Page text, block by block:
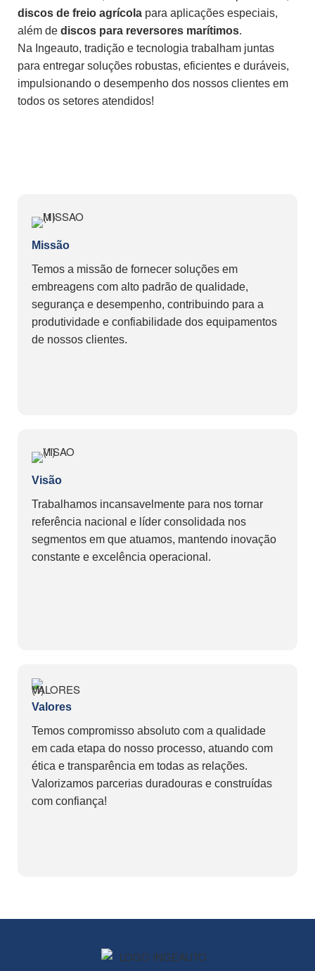
discos de freio agrícola para aplicações especiais,
além de discos para reversores marítimos.
Na Ingeauto, tradição e tecnologia trabalham juntas
para entregar soluções robustas, eficientes e duráveis,
impulsionando o desempenho dos nossos clientes em
todos os setores atendidos!
Missão
Temos a missão de fornecer soluções em
embreagens com alto padrão de qualidade,
segurança e desempenho, contribuindo para a
produtividade e confiabilidade dos equipamentos
de nossos clientes.
Visão
Trabalhamos incansavelmente para nos tornar
referência nacional e líder consolidada nos
segmentos em que atuamos, mantendo inovação
constante e excelência operacional.
Valores
Temos compromisso absoluto com a qualidade
em cada etapa do nosso processo, atuando com
ética e transparência em todas as relações.
Valorizamos parcerias duradouras e construídas
com confiança!